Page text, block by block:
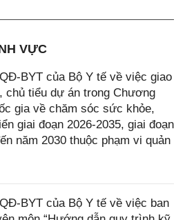
VỰC
BYT của Bộ Y tế về việc giao
chủ tiểu dự án trong Chương
gia về chăm sóc sức khỏe,
giai đoạn 2026-2035, giai đoạn
năm 2030 thuộc phạm vi quản
BYT của Bộ Y tế về việc ban